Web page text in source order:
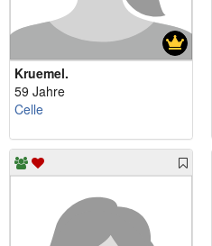
Kruemel.
59 Jahre
Celle